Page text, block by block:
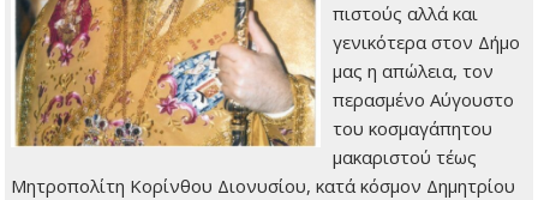
πιστούς αλλά και
γενικότερα στον Δήμο
μας η απώλεια, τον
περασμένο Αύγουστο
του κοσμαγάπητου
μακαριστού τέως
Μητροπολίτη Κορίνθου Διονυσίου, κατά κόσμον Δημητρίου